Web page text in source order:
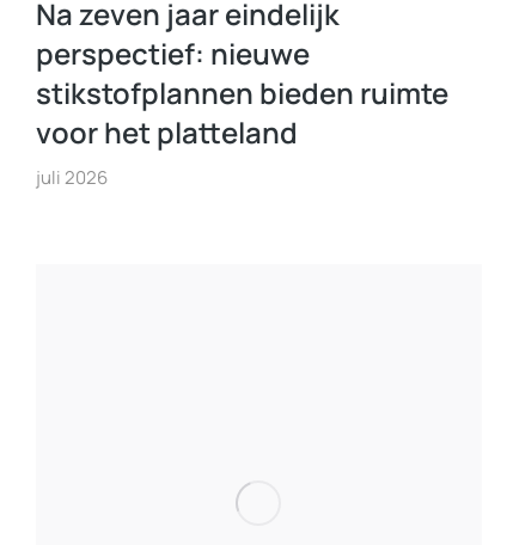
Na zeven jaar eindelijk
perspectief: nieuwe
stikstofplannen bieden ruimte
voor het platteland
juli 2026